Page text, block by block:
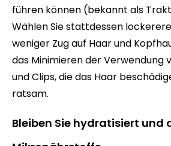
führen können (bekannt als
Wählen Sie stattdessen
weniger Zug auf Haar und
das Minimieren der Verwendung
und Clips, die das Haar
ratsam.
Bleiben Sie hydratisiert und